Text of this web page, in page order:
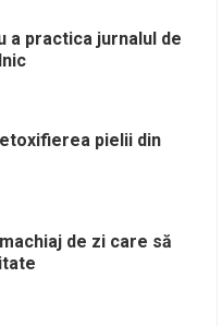
a practica jurnalul de
pielii din
de zi care să